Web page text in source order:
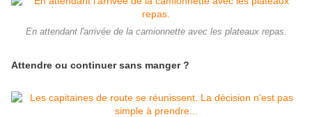
En attendant l'arrivée de la camionnette avec les plateaux repas.
Attendre ou continuer sans manger ?